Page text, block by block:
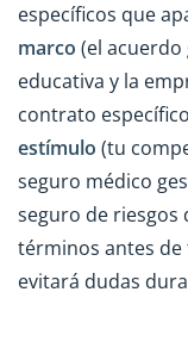
específicos que
marco (el
educativa y la
contrato
estímulo (tu
seguro médico
seguro de riesgos
términos antes
evitará dudas